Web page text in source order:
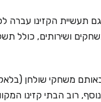
תעשיית הקזינו עברה
ושירותים, כולל
באותם משחקי שולחן
רוב הבתי קזינו